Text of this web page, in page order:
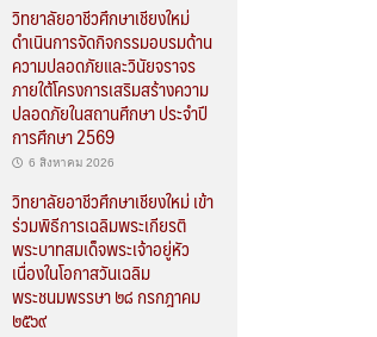
วิทยาลัยอาชีวศึกษาเชียงใหม่
ดำเนินการจัดกิจกรรมอบรมด้าน
ความปลอดภัยและวินัยจราจร
ภายใต้โครงการเสริมสร้างความ
ปลอดภัยในสถานศึกษา ประจำปี
การศึกษา 2569
6 สิงหาคม 2026
วิทยาลัยอาชีวศึกษาเชียงใหม่ เข้า
ร่วมพิธีการเฉลิมพระเกียรติ
พระบาทสมเด็จพระเจ้าอยู่หัว
เนื่องในโอกาสวันเฉลิม
พระชนมพรรษา ๒๘ กรกฎาคม
๒๕๖๙